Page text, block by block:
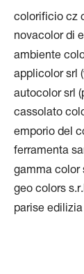
colorificio cz
novacolor di
ambiente
applicolor srl
autocolor srl
cassolato
emporio del
ferramenta
gamma color
geo colors
parise edilizia